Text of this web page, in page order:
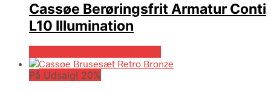
Cassøe Berøringsfrit Armatur Conti
L10 Illumination
På Udsalg! 20%